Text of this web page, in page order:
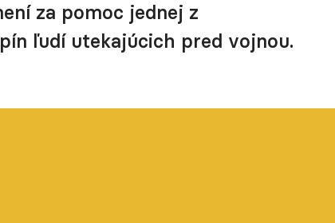
za pomoc jednej z
ľudí utekajúcich pred vojnou.